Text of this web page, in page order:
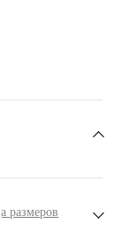
размеров